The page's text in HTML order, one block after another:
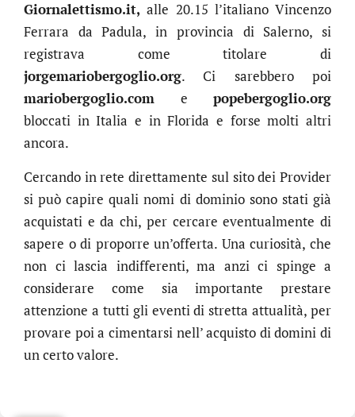
Giornalettismo.it, alle 20.15 l’italiano Vincenzo
Ferrara da Padula, in provincia di Salerno, si
registrava come titolare di
jorgemariobergoglio.org. Ci sarebbero poi
mariobergoglio.com e popebergoglio.org
bloccati in Italia e in Florida e forse molti altri
ancora.
Cercando in rete direttamente sul sito dei Provider
si può capire quali nomi di dominio sono stati già
acquistati e da chi, per cercare eventualmente di
sapere o di proporre un’offerta. Una curiosità, che
non ci lascia indifferenti, ma anzi ci spinge a
considerare come sia importante prestare
attenzione a tutti gli eventi di stretta attualità, per
provare poi a cimentarsi nell’ acquisto di domini di
un certo valore.
.online